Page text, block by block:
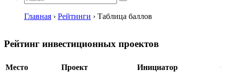
Главная › Рейтинги › Таблица баллов
Рейтинг инвестиционных проектов
Место Проект Инициатор